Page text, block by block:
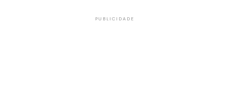
PUBLICIDADE